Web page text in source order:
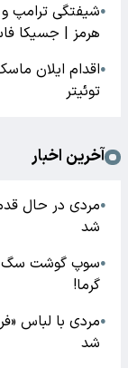
●شیفتگی ترامپ
هرمز | جسیکا
●اقدام ایلان
توئیتر
آخرین اخبار
●مردی در حال
شد
●سوپ گوشت سگ
گرما!
●مردی با لباس
شد